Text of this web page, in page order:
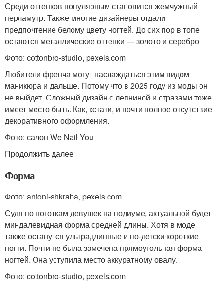
Среди оттенков популярным становится жемчужный
перламутр. Также многие дизайнеры отдали
предпочтение белому цвету ногтей. До сих пор в топе
остаются металлические оттенки — золото и серебро.
Фото: cottonbro-studio, pexels.com
Любители френча могут наслаждаться этим видом
маникюра и дальше. Потому что в 2025 году из моды он
не выйдет. Сложный дизайн с лепниной и стразами тоже
имеет место быть. Как, кстати, и почти полное отсутствие
декоративного оформления.
Фото: салон We Nail You
Продолжить далее
Форма
Фото: antoni-shkraba, pexels.com
Судя по ноготкам девушек на подиуме, актуальной будет
миндалевидная форма средней длины. Хотя в моде
также останутся ультрадлинные и по-детски короткие
ногти. Почти не была замечена прямоугольная форма
ногтей. Она уступила место аккуратному овалу.
Фото: cottonbro-studio, pexels.com